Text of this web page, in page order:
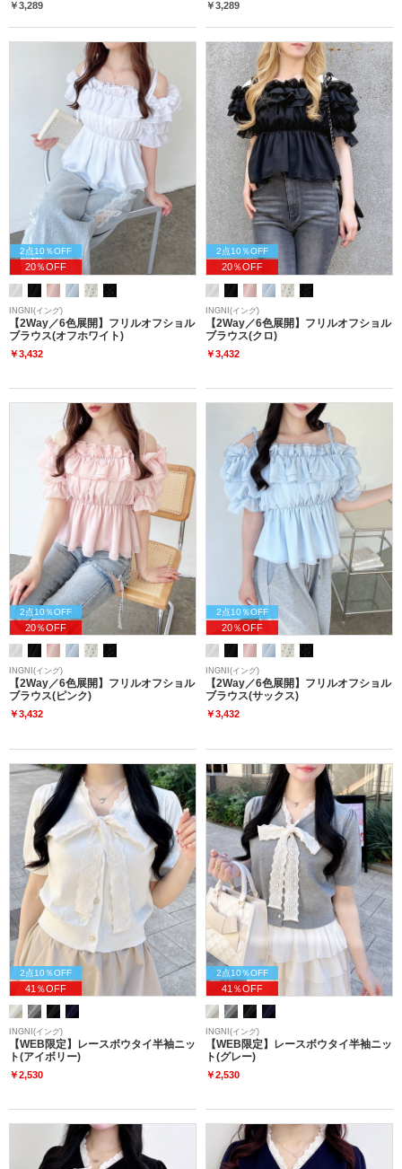
￥3,289 ￥3,289
2点10％OFF
20％OFF
INGNI(イング)
【2Way／6色展開】フリルオフショル
ブラウス(オフホワイト)
￥3,432
2点10％OFF
20％OFF
INGNI(イング)
【2Way／6色展開】フリルオフショル
ブラウス(クロ)
￥3,432
2点10％OFF
20％OFF
INGNI(イング)
【2Way／6色展開】フリルオフショル
ブラウス(ピンク)
￥3,432
2点10％OFF
20％OFF
INGNI(イング)
【2Way／6色展開】フリルオフショル
ブラウス(サックス)
￥3,432
2点10％OFF
41％OFF
INGNI(イング)
【WEB限定】レースボウタイ半袖ニッ
ト(アイボリー)
￥2,530
2点10％OFF
41％OFF
INGNI(イング)
【WEB限定】レースボウタイ半袖ニッ
ト(グレー)
￥2,530